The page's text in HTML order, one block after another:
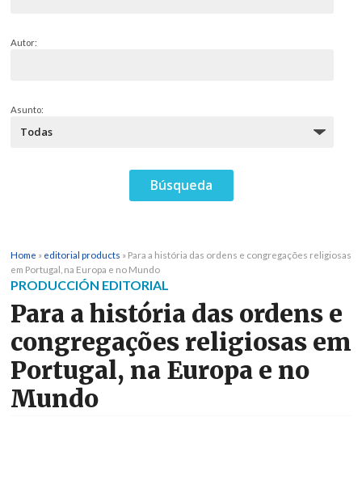
Autor:
Asunto:
Home » editorial products » Para a história das ordens e congregações religiosas
em Portugal, na Europa e no Mundo
PRODUCCIÓN EDITORIAL
Para a história das ordens e
congregações religiosas em
Portugal, na Europa e no
Mundo